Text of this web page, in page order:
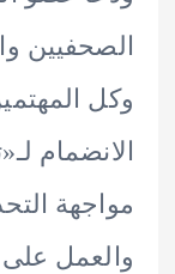
لـ«تيار
التحديات
على